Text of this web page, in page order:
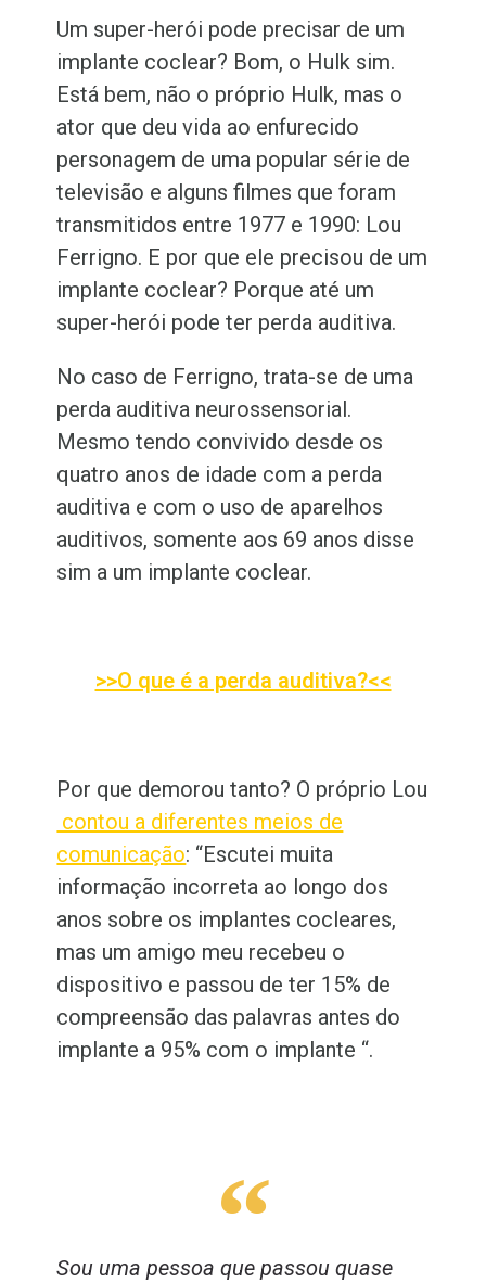
Um super-herói pode precisar de um
implante coclear? Bom, o Hulk sim.
Está bem, não o próprio Hulk, mas o
ator que deu vida ao enfurecido
personagem de uma popular série de
televisão e alguns filmes que foram
transmitidos entre 1977 e 1990: Lou
Ferrigno. E por que ele precisou de um
implante coclear? Porque até um
super-herói pode ter perda auditiva.
No caso de Ferrigno, trata-se de uma
perda auditiva neurossensorial.
Mesmo tendo convivido desde os
quatro anos de idade com a perda
auditiva e com o uso de aparelhos
auditivos, somente aos 69 anos disse
sim a um implante coclear.
>>O que é a perda auditiva?<<
Por que demorou tanto? O próprio Lou
contou a diferentes meios de
comunicação: “Escutei muita
informação incorreta ao longo dos
anos sobre os implantes cocleares,
mas um amigo meu recebeu o
dispositivo e passou de ter 15% de
compreensão das palavras antes do
implante a 95% com o implante “.
“
Sou uma pessoa que passou quase